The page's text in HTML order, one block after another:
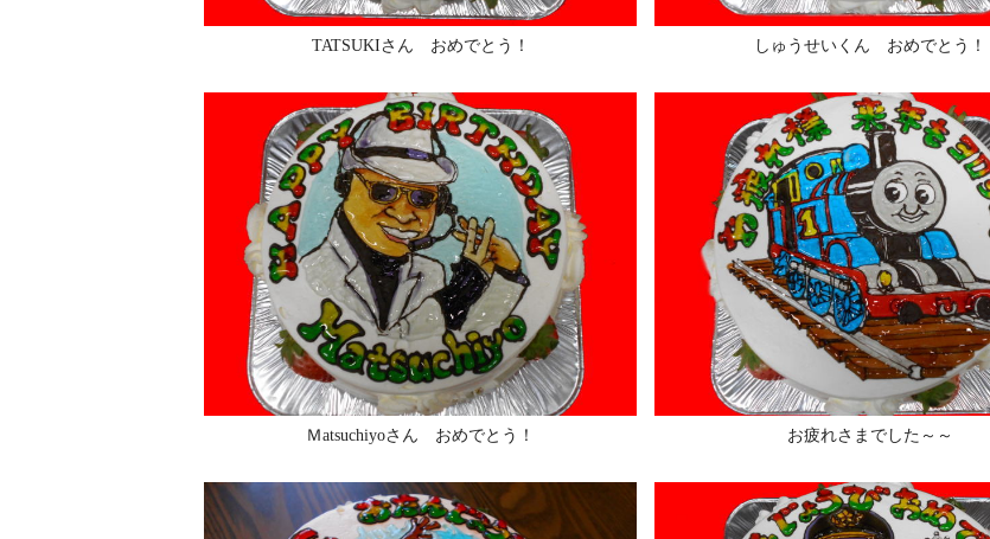
TATSUKIさん おめでとう！ しゅうせいくん おめでとう！
Ｍatsuchiyoさん おめでとう！ お疲れさまでした～～